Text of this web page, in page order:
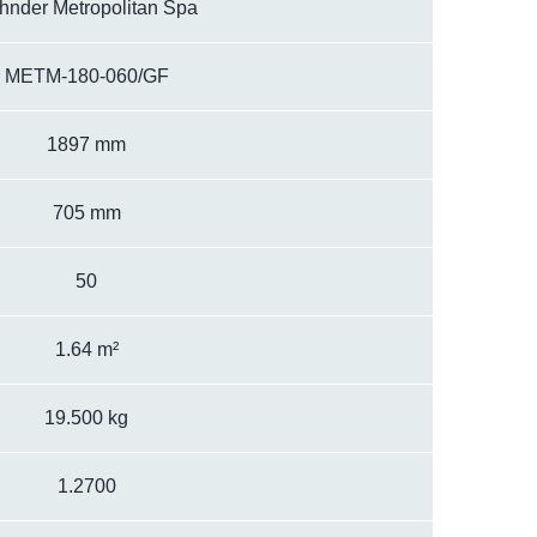
Metropolitan Spa
METM-180-060/GF
1897 mm
705 mm
50
1.64 m²
19.500 kg
1.2700